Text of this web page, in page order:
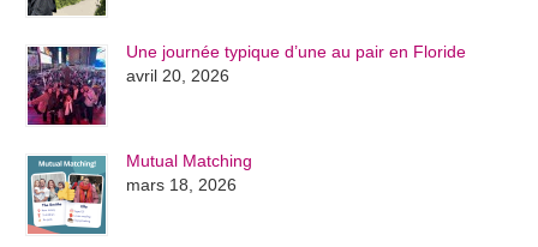
Une journée typique d’une au pair en Floride
avril 20, 2026
Mutual Matching
mars 18, 2026